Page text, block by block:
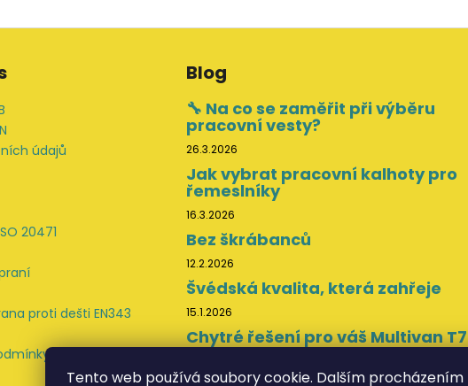
Tento web používá soubory cookie. Dalším procházením
údajů
20471
proti dešti EN343
Blog
🔧 Na co se zaměřit při výběru
pracovní vesty?
26.3.2026
Jak vybrat pracovní kalhoty pro
řemeslníky
16.3.2026
Bez škrábanců
12.2.2026
Švédská kvalita, která zahřeje
15.1.2026
Chytré řešení pro váš Multivan T7